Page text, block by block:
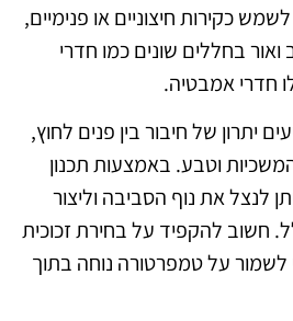
כקירות חיצוניים או פנימיים,
בחללים שונים כמו חדרי
חדרי אמבטיה.
יתרון של חיבור בין פנים לחוץ,
וטבע. באמצעות תכנון
לנצל את נוף הסביבה וליצור
חשוב להקפיד על בחירת זכוכית
לשמור על טמפרטורה נוחה בתוך